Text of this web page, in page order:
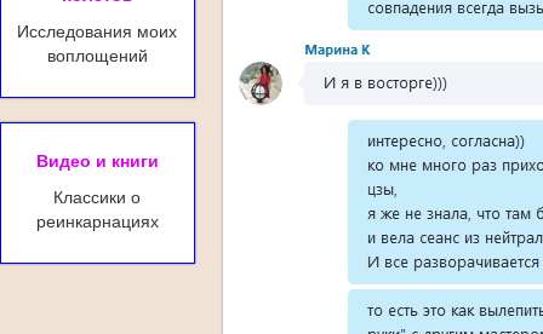
Исследования моих
воплощений
Видео и книги
Классики о
реинкарнациях